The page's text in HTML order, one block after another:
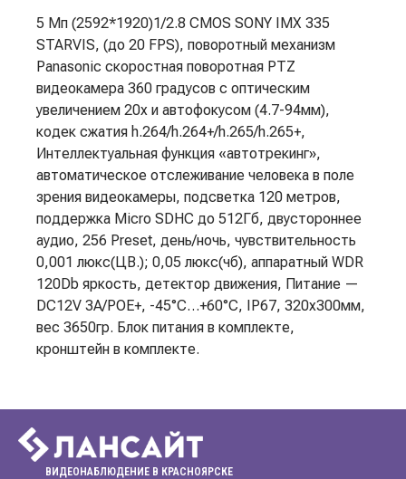
5 Мп (2592*1920)1/2.8 CMOS SONY IMX 335
STARVIS, (до 20 FPS), поворотный механизм
Panasonic скоростная поворотная PTZ
видеокамера 360 градусов с оптическим
увеличением 20х и автофокусом (4.7-94мм),
кодек сжатия h.264/h.264+/h.265/h.265+,
Интеллектуальная функция «автотрекинг»,
автоматическое отслеживание человека в поле
зрения видеокамеры, подсветка 120 метров,
поддержка Micro SDHC до 512Гб, двустороннее
аудио, 256 Preset, день/ночь, чувствительность
0,001 люкс(ЦВ.); 0,05 люкс(чб), аппаратный WDR
120Db яркость, детектор движения, Питание —
DC12V 3А/POE+, -45°С…+60°С, IР67, 320х300мм,
вес 3650гр. Блок питания в комплекте,
кронштейн в комплекте.
ВИДЕОНАБЛЮДЕНИЕ В КРАСНОЯРСКЕ